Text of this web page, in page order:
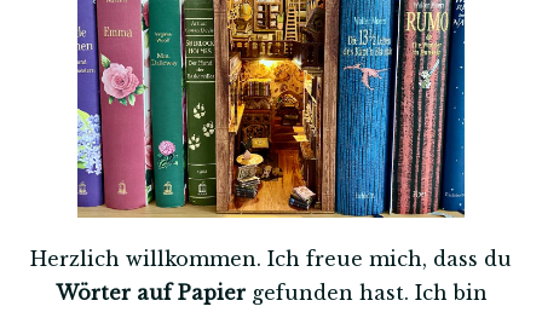
Herzlich willkommen. Ich freue mich, dass du
Wörter auf Papiergefunden hast. Ich bin